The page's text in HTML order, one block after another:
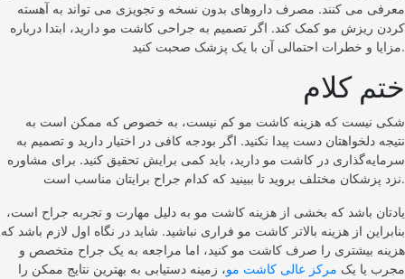
معرفی می کنند. مصرف داروهای بدون نسخه و تجویزی می تواند به آهسته
کردن ریزش مو کمک کند. اگر تصمیم به جراحی کاشت مو دارید، ابتدا درباره
مزایا و خطرات احتمالی آن با یک پزشک صحبت کنید.
ختم کلام
شکی نیست که هزینه کاشت مو کم نیست، به خصوص که ممکن است به
نتیجه دلخواهتان دست پیدا نکنید. اگر بودجه کافی در اختیار دارید و تصمیم به
سرمایه‌گذاری در کاشت مو دارید، باید کمی برایش تحقیق کنید. برای مشاوره
نزد پزشکان مختلف بروید تا ببینید که کدام جراح برایتان مناسب است.
یادتان باشد که بخشی از هزینه کاشت مو به دلیل مهارت و تجربه جراح است،
بنابراین از هزینه بالاتر کاشت مو فراری نباشید. شاید در نگاه اول لازم باشد که
هزینه بیشتری را صرف کاشت مو کنید، اما مراجعه به یک جراح متخصص و
مجرب یا یک مرکز عالی کاشت مو، زمینه دستیابی به بهترین نتایج ممکن را